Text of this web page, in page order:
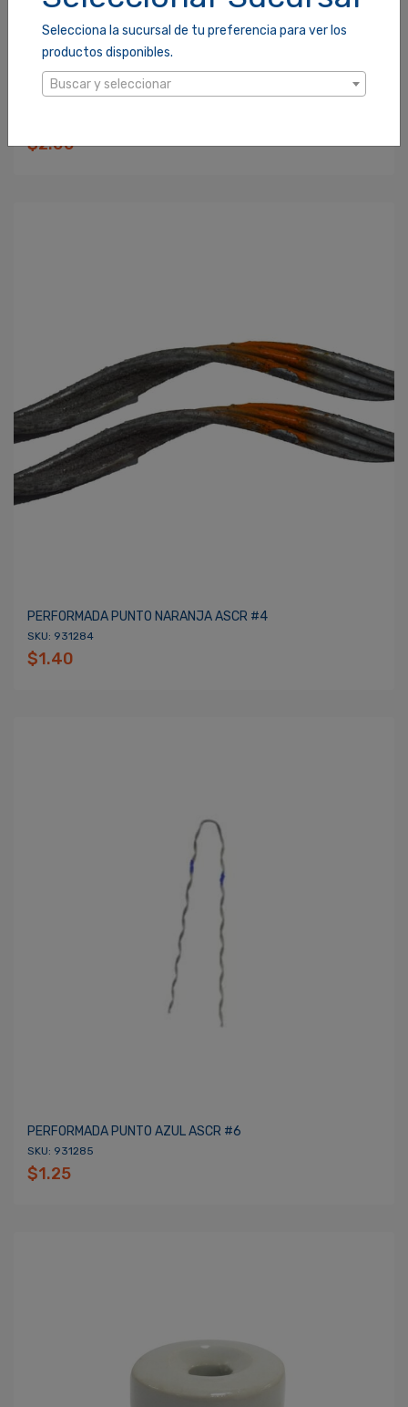
Selecciona la sucursal de tu preferencia para ver los
productos disponibles.
Buscar y seleccionar
PERFORMADA PUNTO AMARILLO WP #4 / 6
$2.00
PERFORMADA PUNTO NARANJA ASCR #4
SKU: 931284
$1.40
PERFORMADA PUNTO AZUL ASCR #6
SKU: 931285
$1.25